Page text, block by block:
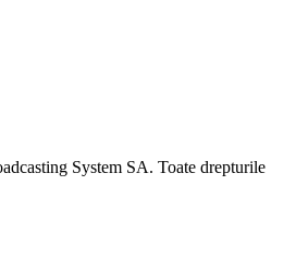
System SA. Toate drepturile